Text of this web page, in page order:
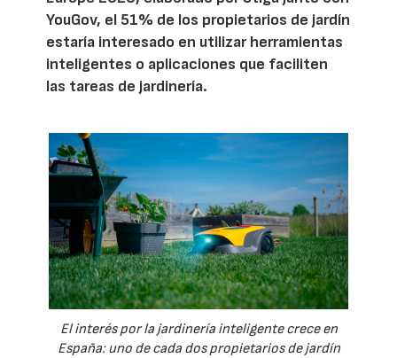
YouGov, el 51% de los propietarios de jardín
estaría interesado en utilizar herramientas
inteligentes o aplicaciones que faciliten
las tareas de jardinería.
El interés por la jardinería inteligente crece en
España: uno de cada dos propietarios de jardín